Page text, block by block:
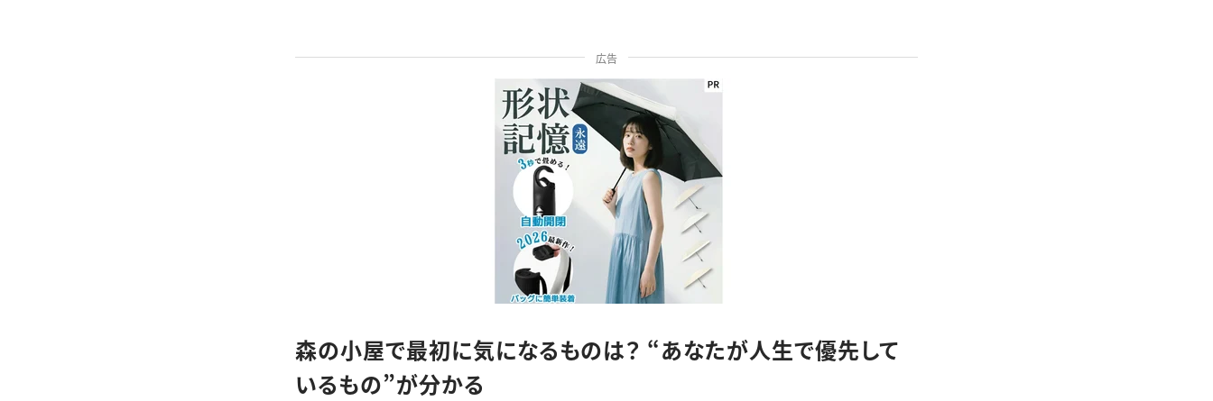
広告
森の小屋で最初に気になるものは？ “あなたが人生で優先して
いるもの”が分かる